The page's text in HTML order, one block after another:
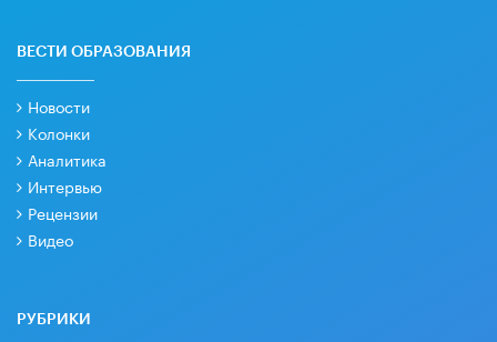
ВЕСТИ ОБРАЗОВАНИЯ
Новости
Колонки
Аналитика
Интервью
Рецензии
Видео
РУБРИКИ